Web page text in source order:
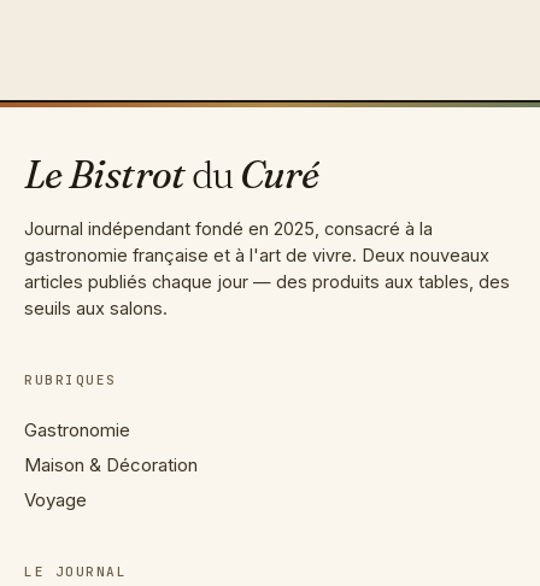
Le Bistrotdu Curé
Journal indépendant fondé en 2025, consacré à la
gastronomie française et à l'art de vivre. Deux nouveaux
articles publiés chaque jour — des produits aux tables, des
seuils aux salons.
RUBRIQUES
Gastronomie
Maison & Décoration
Voyage
LE JOURNAL